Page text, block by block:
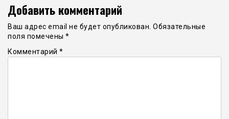
Добавить комментарий
Ваш адрес email не будет опубликован. Обязательные
поля помечены *
Комментарий *